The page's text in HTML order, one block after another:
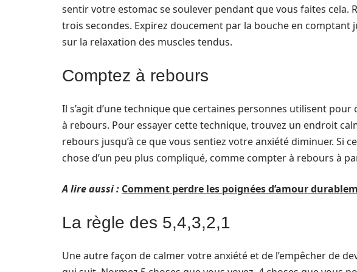
sentir votre estomac se soulever pendant que vous faites cela.
trois secondes. Expirez doucement par la bouche en comptant
sur la relaxation des muscles tendus.
Comptez à rebours
Il s’agit d’une technique que certaines personnes utilisent
à rebours. Pour essayer cette technique, trouvez un endroit
rebours jusqu’à ce que vous sentiez votre anxiété diminuer. Si
chose d’un peu plus compliqué, comme compter à rebours à
A lire aussi : Comment perdre les poignées d’amour
La règle des 5,4,3,2,1
Une autre façon de calmer votre anxiété et de l’empêcher de